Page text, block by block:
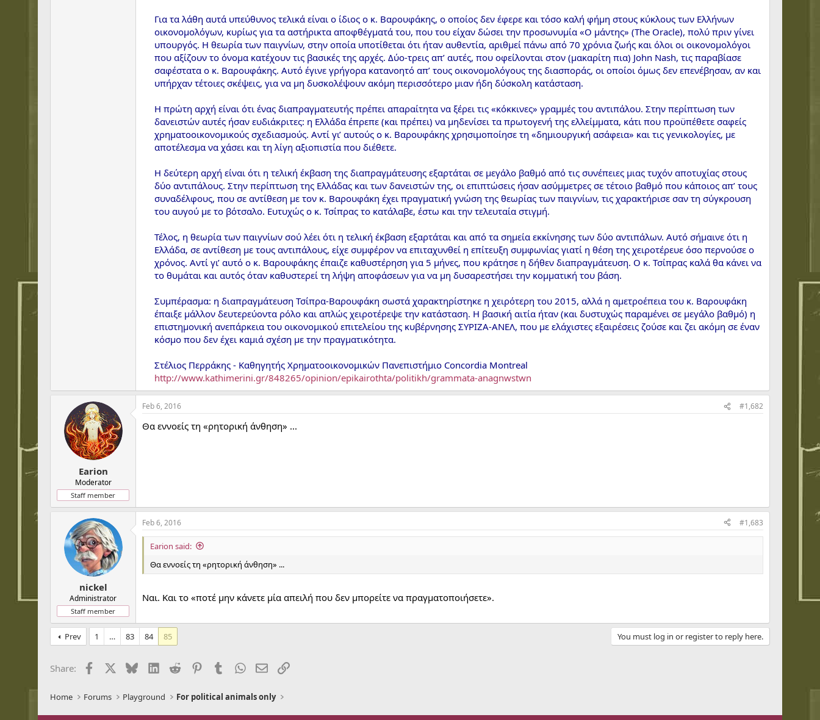
Για τα λάθη αυτά υπεύθυνος τελικά είναι ο ίδιος ο κ. Βαρουφάκης, ο οποίος δεν έφερε και τόσο καλή φήμη στους κύκλους των Ελλήνων
οικονομολόγων, κυρίως για τα αστήρικτα αποφθέγματά του, που του είχαν δώσει την προσωνυμία «Ο μάντης» (The Oracle), πολύ πριν γίνει
υπουργός. Η θεωρία των παιγνίων, στην οποία υποτίθεται ότι ήταν αυθεντία, αριθμεί πάνω από 70 χρόνια ζωής και όλοι οι οικονομολόγοι
που αξίζουν το όνομα κατέχουν τις βασικές της αρχές. Δύο-τρεις απ’ αυτές, που οφείλονται στον (μακαρίτη πια) John Nash, τις παραβίασε
σαφέστατα ο κ. Βαρουφάκης. Αυτό έγινε γρήγορα κατανοητό απ’ τους οικονομολόγους της διασποράς, οι οποίοι όμως δεν επενέβησαν, αν και
υπήρχαν τέτοιες σκέψεις, για να μη δυσκολέψουν ακόμη περισσότερο μιαν ήδη δύσκολη κατάσταση.
Η πρώτη αρχή είναι ότι ένας διαπραγματευτής πρέπει απαραίτητα να ξέρει τις «κόκκινες» γραμμές του αντιπάλου. Στην περίπτωση των
δανειστών αυτές ήσαν ευδιάκριτες: η Ελλάδα έπρεπε (και πρέπει) να μηδενίσει τα πρωτογενή της ελλείμματα, κάτι που προϋπέθετε σαφείς
χρηματοοικονομικούς σχεδιασμούς. Αντί γι’ αυτούς ο κ. Βαρουφάκης χρησιμοποίησε τη «δημιουργική ασάφεια» και τις γενικολογίες, με
αποτέλεσμα να χάσει και τη λίγη αξιοπιστία που διέθετε.
Η δεύτερη αρχή είναι ότι η τελική έκβαση της διαπραγμάτευσης εξαρτάται σε μεγάλο βαθμό από τις συνέπειες μιας τυχόν αποτυχίας στους
δύο αντιπάλους. Στην περίπτωση της Ελλάδας και των δανειστών της, οι επιπτώσεις ήσαν ασύμμετρες σε τέτοιο βαθμό που κάποιος απ’ τους
συναδέλφους, που σε αντίθεση με τον κ. Βαρουφάκη έχει πραγματική γνώση της θεωρίας των παιγνίων, τις χαρακτήρισε σαν τη σύγκρουση
του αυγού με το βότσαλο. Ευτυχώς ο κ. Τσίπρας το κατάλαβε, έστω και την τελευταία στιγμή.
Τέλος, η θεωρία των παιγνίων σού λέει ότι η τελική έκβαση εξαρτάται και από τα σημεία εκκίνησης των δύο αντιπάλων. Αυτό σήμαινε ότι η
Ελλάδα, σε αντίθεση με τους αντιπάλους, είχε συμφέρον να επιταχυνθεί η επίτευξη συμφωνίας γιατί η θέση της χειροτέρευε όσο περνούσε ο
χρόνος. Αντί γι’ αυτό ο κ. Βαρουφάκης έπαιζε καθυστέρηση για 5 μήνες, που κράτησε η δήθεν διαπραγμάτευση. Ο κ. Τσίπρας καλά θα κάνει να
το θυμάται και αυτός όταν καθυστερεί τη λήψη αποφάσεων για να μη δυσαρεστήσει την κομματική του βάση.
Συμπέρασμα: η διαπραγμάτευση Τσίπρα-Βαρουφάκη σωστά χαρακτηρίστηκε η χειρότερη του 2015, αλλά η αμετροέπεια του κ. Βαρουφάκη
έπαιξε μάλλον δευτερεύοντα ρόλο και απλώς χειροτέρεψε την κατάσταση. Η βασική αιτία ήταν (και δυστυχώς παραμένει σε μεγάλο βαθμό) η
επιστημονική ανεπάρκεια του οικονομικού επιτελείου της κυβέρνησης ΣΥΡΙΖΑ-ΑΝΕΛ, που με ελάχιστες εξαιρέσεις ζούσε και ζει ακόμη σε έναν
κόσμο που δεν έχει καμιά σχέση με την πραγματικότητα.
Στέλιος Περράκης - Καθηγητής Χρηματοοικονομικών Πανεπιστήμιο Concordia Montreal
http://www.kathimerini.gr/848265/opinion/epikairothta/politikh/grammata-anagnwstwn
Earion
Moderator
Staff member
Feb 6, 2016 #1,682
Θα εννοείς τη «ρητορική άνθηση» ...
nickel
Administrator
Staff member
Feb 6, 2016 #1,683
Earion said:
Θα εννοείς τη «ρητορική άνθηση» ...
Ναι. Και το «ποτέ μην κάνετε μία απειλή που δεν μπορείτε να πραγματοποιήσετε».
Prev 1 … 83 84 85 You must log in or register to reply here.
Share: Facebook BlueskyLinkedIn
Reddit PinterestTumblrWhatsApp
EmailLink
Home Forums Playground For political animals only